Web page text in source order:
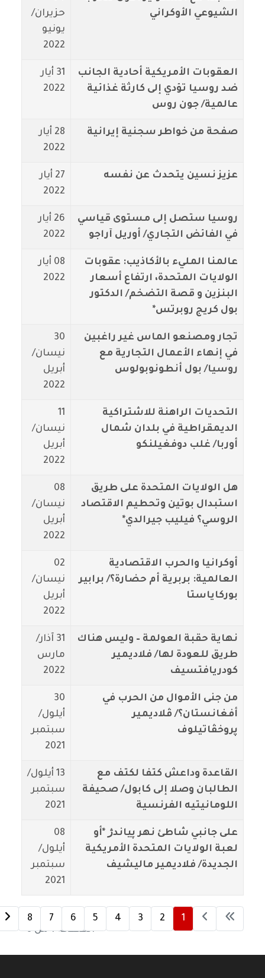
الشيوعي الأوكراني
حزيران/
يونيو
2022
العقوبات الأمريكية أحادية الجانب
ضد روسيا تؤدي إلى كارثة غذائية
عالمية/ جون روس
31 أيار
2022
صفحة من خواطر سجنية إيرانية
28 أيار
2022
عزيز نسين يتحدث عن نفسه
27 أيار
2022
روسيا ستصل إلى مستوى قياسي
في الفائض التجاري/ أوريل آراجو
26 أيار
2022
عالمنا المليء بالأكاذيب: عقوبات
الولايات المتحدة، ارتفاع أسعار
البنزين و قصة التضخم/ الدكتور
بول كريج روبرتس*
08 أيار
2022
تجار ومصنعو الماس غير راغبين
في إنهاء الأعمال التجارية مع
روسيا/ بول أنطونوبولوس
30
نيسان/
أبريل
2022
التحديات الراهنة للاشتراكية
الديمقراطية في بلدان شمال
أوربا/ غلب دوفغيلنكو
11
نيسان/
أبريل
2022
هل الولايات المتحدة على طريق
استبدال بوتين وتحطيم الاقتصاد
الروسي؟ فيليب جيرالدي*
08
نيسان/
أبريل
2022
أوكرانيا والحرب الاقتصادية
العالمية: بربرية أم حضارة؟/ برابير
بوركاياستا
02
نيسان/
أبريل
2022
نهاية حقبة العولمة – وليس هناك
طريق للعودة لها/ فلاديمير
كودريافتسيف
31 آذار/
مارس
2022
من جنى الأموال من الحرب في
أفغانستان؟/ ڤلاديمير
پروخڤاتيلوف
30
أيلول/
سبتمبر
2021
القاعدة وداعش كتفا لكتف مع
الطالبان وصلا إلى كابول/ صحيفة
اللومانيتيه الفرنسية
13 أيلول/
سبتمبر
2021
على جانبي شاطئ نهر پياندژ *أو
لعبة الولايات المتحدة الأمريكية
الجديدة/ فلاديمير ماليشيف
08
أيلول/
سبتمبر
2021
الصفحة 1 من 8
1
2
3
4
5
6
7
8